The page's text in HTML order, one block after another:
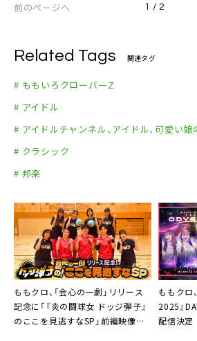
前のページへ 1 / 2
Related Tags 関連タグ
# ももいろクローバーZ
# アイドル
# アイドルチャンネル、アイドル、可愛い
# クラシック
# 邦楽
ももクロ、「会心の一劇」リリース
記念に「『炎の闘球女 ドッジ弾子』
のここを見逃すなSP」前編映像を
ももクロ
2025』
配信決定